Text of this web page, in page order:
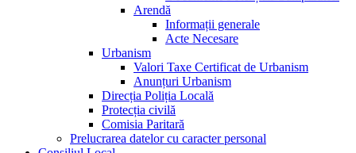
Arendă
Informații generale
Acte Necesare
Urbanism
Valori Taxe Certificat de Urbanism
Anunțuri Urbanism
Direcția Poliția Locală
Protecția civilă
Comisia Paritară
Prelucrarea datelor cu caracter personal